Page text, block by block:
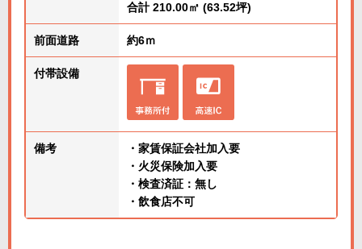
合計 210.00㎡ (63.52坪)
前面道路 約6ｍ
付帯設備
備考
・家賃保証会社加入要
・火災保険加入要
・検査済証：無し
・飲食店不可